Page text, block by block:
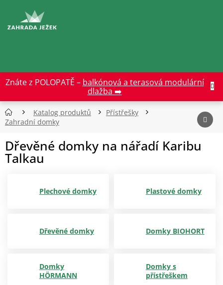
obsah
Znáte z POLOPATĚ – balkónová a terasová modulární
dlažba ➡️
Katalog produktů
Přístřešky
Zahradní domky
Dřevěné domky na nářadí Karibu
Talkau
Plechové domky Plastové domky
Dřevěné domky Domky BIOHORT
Domky
HÖRMANN
Domky s
přístřeškem